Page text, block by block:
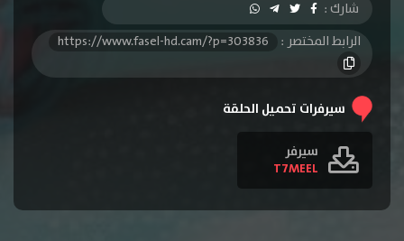
الحلقة 13
الحلقة 15
الحلقة 25
الحلقة 28
الحلقة 29
الحلقة 30
شارك :
الرابط المختصر :
https://www.fasel-hd.cam/?p=303836
سيرفرات تحميل الحلقة
سيرفر
T7MEEL